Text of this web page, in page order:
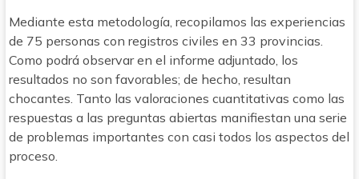
Mediante esta metodología, recopilamos las experiencias
de 75 personas con registros civiles en 33 provincias.
Como podrá observar en el informe adjuntado, los
resultados no son favorables; de hecho, resultan
chocantes. Tanto las valoraciones cuantitativas como las
respuestas a las preguntas abiertas manifiestan una serie
de problemas importantes con casi todos los aspectos del
proceso.